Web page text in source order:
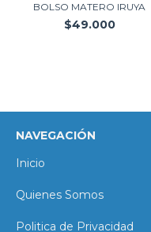
BOLSO MATERO IRUYA
$49.000
NAVEGACIÓN
Inicio
Quienes Somos
Politica de Privacidad